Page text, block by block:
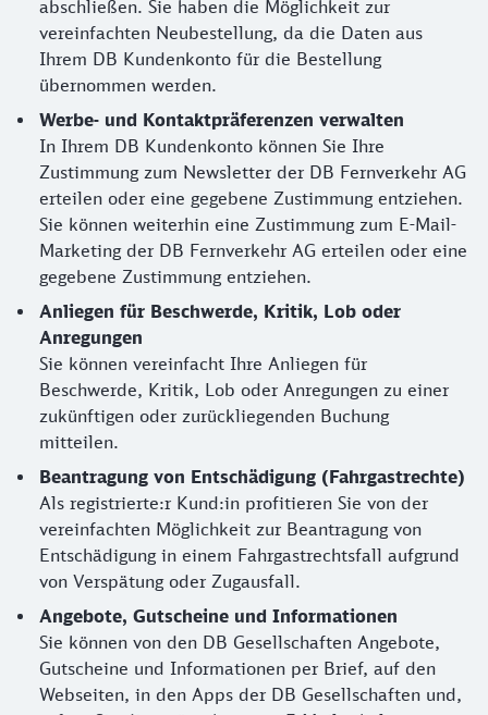
abschließen. Sie haben die Möglichkeit zur
vereinfachten Neubestellung, da die Daten aus
Ihrem DB Kundenkonto für die Bestellung
übernommen werden.
Werbe- und Kontaktpräferenzen verwalten
In Ihrem DB Kundenkonto können Sie Ihre
Zustimmung zum Newsletter der DB Fernverkehr AG
erteilen oder eine gegebene Zustimmung entziehen.
Sie können weiterhin eine Zustimmung zum E-Mail-
Marketing der DB Fernverkehr AG erteilen oder eine
gegebene Zustimmung entziehen.
Anliegen für Beschwerde, Kritik, Lob oder
Anregungen
Sie können vereinfacht Ihre Anliegen für
Beschwerde, Kritik, Lob oder Anregungen zu einer
zukünftigen oder zurückliegenden Buchung
mitteilen.
Beantragung von Entschädigung (Fahrgastrechte)
Als registrierte:r Kund:in profitieren Sie von der
vereinfachten Möglichkeit zur Beantragung von
Entschädigung in einem Fahrgastrechtsfall aufgrund
von Verspätung oder Zugausfall.
Angebote, Gutscheine und Informationen
Sie können von den DB Gesellschaften Angebote,
Gutscheine und Informationen per Brief, auf den
Webseiten, in den Apps der DB Gesellschaften und,